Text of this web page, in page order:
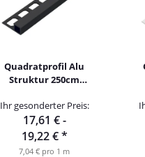
Quadratprofil Alu
Struktur 250cm
Ihr gesonderter Preis:
17,61 € -
19,22 €*
7,04 € pro 1 m